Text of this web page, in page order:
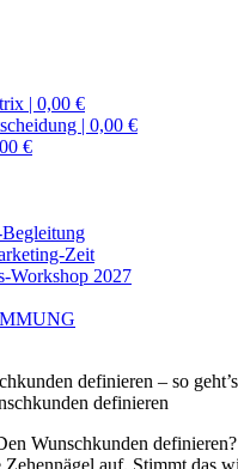
| 0,00 €
| 0,00 €
€
Zeit
Workshop 2027
definieren – so
Wunschkunden
auf. Stimmt das